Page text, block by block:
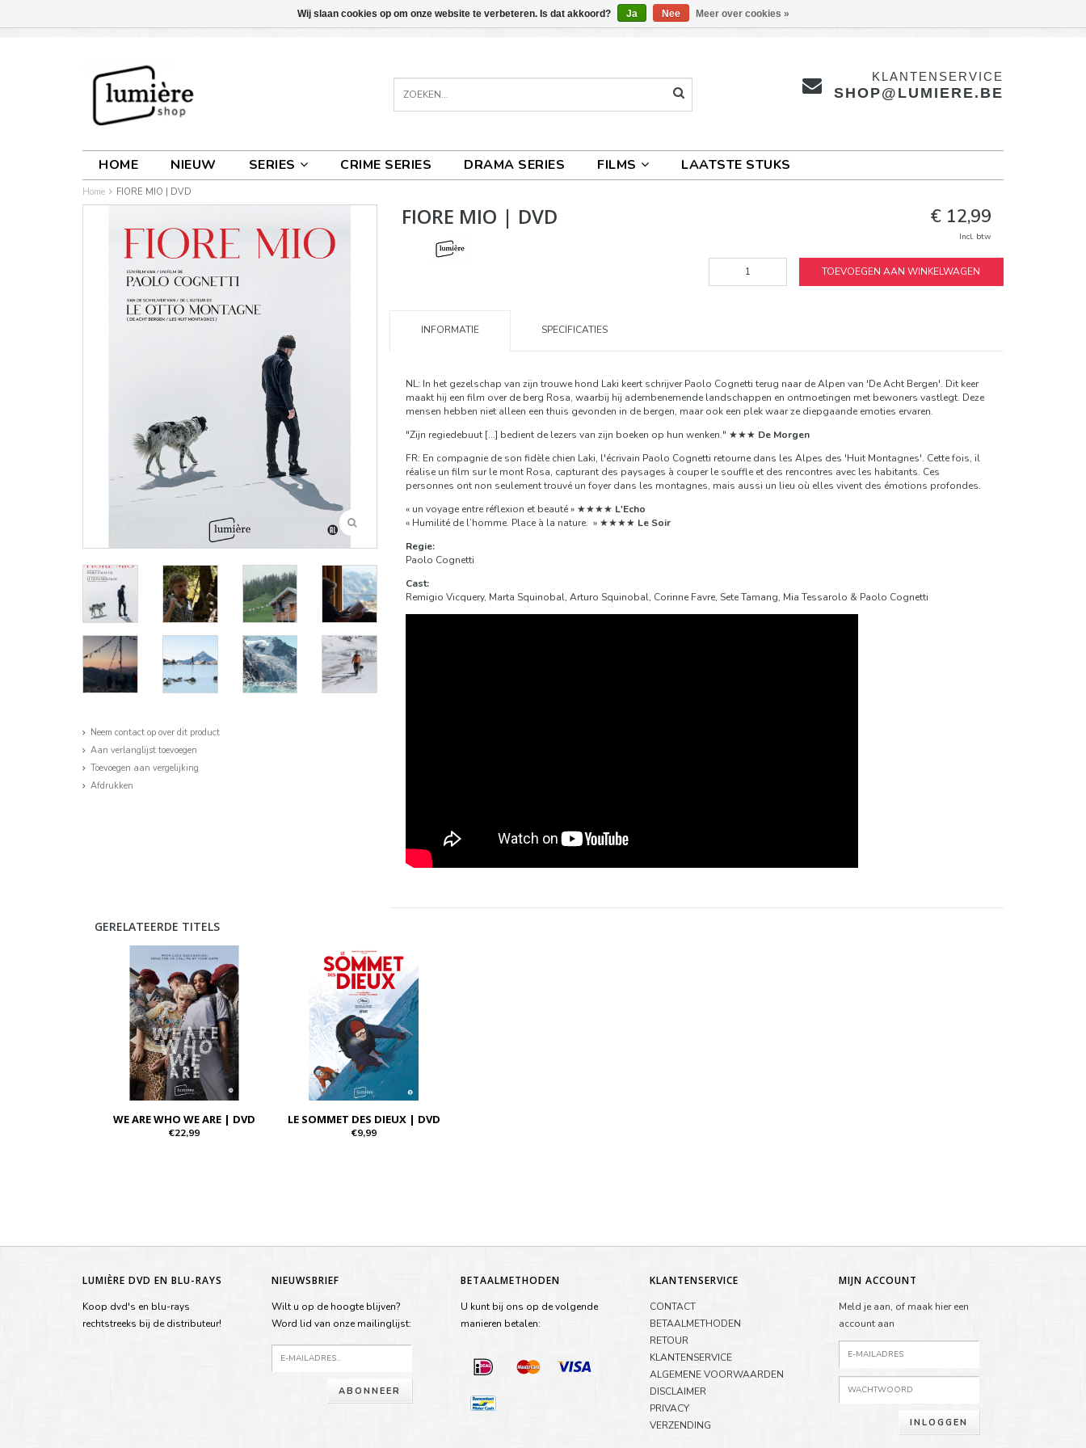
KLANTENSERVICE
SHOP@LUMIERE.BE
HOME NIEUW SERIES CRIME SERIES DRAMA SERIES FILMS LAATSTE STUKS
Home FIORE MIO | DVD
Neem contact op over dit product
Aan verlanglijst toevoegen
Toevoegen aan vergelijking
Afdrukken
FIORE MIO | DVD € 12,99
Incl. btw
TOEVOEGEN AAN WINKELWAGEN
INFORMATIE SPECIFICATIES
NL: In het gezelschap van zijn trouwe hond Laki keert schrijver Paolo Cognetti terug naar de Alpen van 'De Acht Bergen'. Dit keer
maakt hij een film over de berg Rosa, waarbij hij adembenemende landschappen en ontmoetingen met bewoners vastlegt. Deze
mensen hebben niet alleen een thuis gevonden in de bergen, maar ook een plek waar ze diepgaande emoties ervaren.
"Zijn regiedebuut [...] bedient de lezers van zijn boeken op hun wenken." ★★★ De Morgen
FR: En compagnie de son fidèle chien Laki, l'écrivain Paolo Cognetti retourne dans les Alpes des 'Huit Montagnes'. Cette fois, il
réalise un film sur le mont Rosa, capturant des paysages à couper le souffle et des rencontres avec les habitants. Ces
personnes ont non seulement trouvé un foyer dans les montagnes, mais aussi un lieu où elles vivent des émotions profondes.
« un voyage entre réflexion et beauté » ★★★★ L'Echo
« Humilité de l’homme. Place à la na­ture. » ★★★★ Le Soir
Regie:
Paolo Cognetti
Cast:
Remigio Vicquery, Marta Squinobal, Arturo Squinobal, Corinne Favre, Sete Tamang, Mia Tessarolo & Paolo Cognetti
GERELATEERDE TITELS
WE ARE WHO WE ARE | DVD
€22,99
LE SOMMET DES DIEUX | DVD
€9,99
LUMIÈRE DVD EN BLU-RAYS
Koop dvd's en blu-rays
rechtstreeks bij de distributeur!
NIEUWSBRIEF
Wilt u op de hoogte blijven?
Word lid van onze mailinglijst:
ABONNEER
BETAALMETHODEN
U kunt bij ons op de volgende
manieren betalen:
KLANTENSERVICE
CONTACT
BETAALMETHODEN
RETOUR
KLANTENSERVICE
ALGEMENE VOORWAARDEN
DISCLAIMER
PRIVACY
VERZENDING
MIJN ACCOUNT
Meld je aan, of maak hier een
account aan
INLOGGEN
Wij slaan cookies op om onze website te verbeteren. Is dat akkoord? Ja Nee Meer over cookies »